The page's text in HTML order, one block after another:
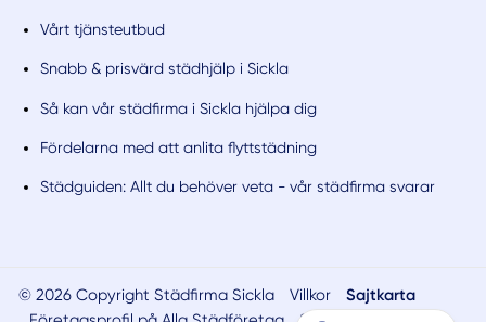
Vårt tjänsteutbud
Snabb & prisvärd städhjälp i Sickla
Så kan vår städfirma i Sickla hjälpa dig
Fördelarna med att anlita flyttstädning
Städguiden: Allt du behöver veta - vår städfirma svarar
© 2026 Copyright Städfirma Sickla Villkor
Sajtkarta